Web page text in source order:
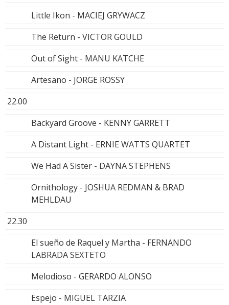
Little Ikon - MACIEJ GRYWACZ
The Return - VICTOR GOULD
Out of Sight - MANU KATCHE
Artesano - JORGE ROSSY
22.00
Backyard Groove - KENNY GARRETT
A Distant Light - ERNIE WATTS QUARTET
We Had A Sister - DAYNA STEPHENS
Ornithology - JOSHUA REDMAN & BRAD
MEHLDAU
22.30
El sueño de Raquel y Martha - FERNANDO
LABRADA SEXTETO
Melodioso - GERARDO ALONSO
Espejo - MIGUEL TARZIA